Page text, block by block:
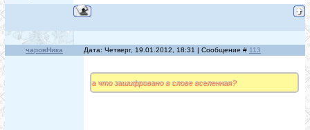
чаровНика Дата: Четверг, 19.01.2012, 18:31 | Сообщение # 113
а что зашифровано в слове вселенная?